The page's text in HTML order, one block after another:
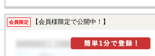
会員限定 【会員様限定で公開中！】